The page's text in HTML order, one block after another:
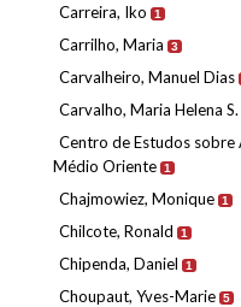
Carreira, Iko 1
Carrilho, Maria 3
Carvalheiro, Manuel Dias
Carvalho, Maria Helena S.
Centro de Estudos sobre
Médio Oriente 1
Chajmowiez, Monique 1
Chilcote, Ronald 1
Chipenda, Daniel 1
Choupaut, Yves-Marie 5